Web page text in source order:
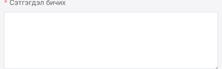
Сэтгэгдэл бичих